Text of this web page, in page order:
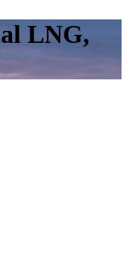
LNG,